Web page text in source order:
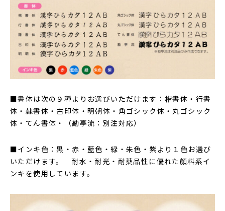
■書体は次の９種よりお選びいただけます：楷書体・行書
体・隷書体・古印体・明朝体・角ゴシック体・丸ゴシック
体・てん書体・（勘亭流：別注対応）
■インキ色：黒・赤・藍色・緑・朱色・紫より１色お選び
いただけます。 耐水・耐光・耐薬品性に優れた顔料系イ
ンキを使用しています。